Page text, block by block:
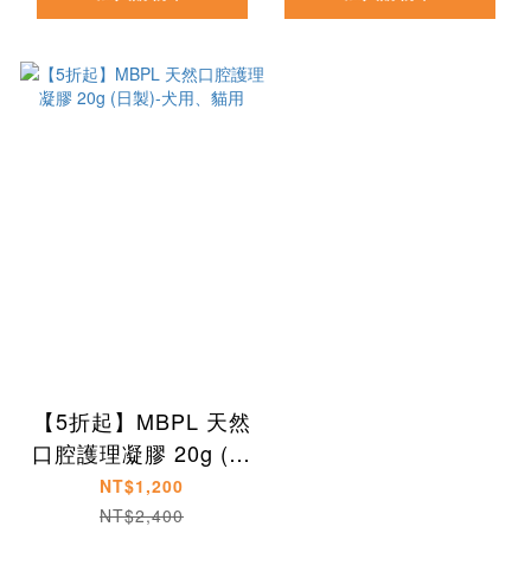
【5折起】MBPL 天然
口腔護理凝膠 20g (日
製)-犬用、貓用
NT$1,200
NT$2,400